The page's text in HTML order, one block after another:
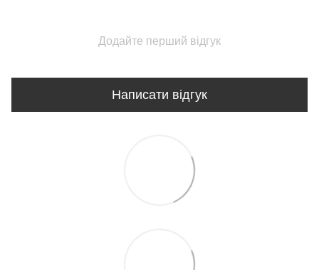
Додайте перший відгук
Написати відгук